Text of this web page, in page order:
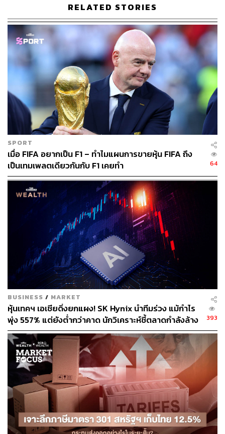
วันที่ 13 กรกฎาคม ณ 12.30 น. ราคาหุ้น TISCO ปรับเพิ่มขึ้น
0.78%DoD สู่ระดับ 96.75 บาท ขณะที่ SET Index ทรงตัว
DoD อยู่ที่ระดับ 1,491.11 จุด
แนวโน้มผลประกอบการปี 2566:
InnovestX Research คาดว่ากำไร 3Q66 จะอยู่ในระดับ
ทรงตัว QoQ และเพิ่มขึ้นเล็กน้อย YoY ส่วนปี 2566 คาดว่า
กำไรจะเติบโต 2% โดยเกิดจากสินเชื่อที่เติบโต 8%NIM ใน
ระดับทรงตัว Credit Cost ที่ลดลง 9 bps และ Non-NII ที่ลดลง
3%
อย่างไรก็ดี หลังจากราคาหุ้นปรับตัวลดลง 7% จากจุดสูงสุด
YTD จึงปรับเรตติ้งสำหรับ TISCO ขึ้นสู่ Outperform และปรับ
ราคาเป้าหมายเพิ่มขึ้นจาก 105 บาท สู่ 108 บาทต่อหุ้น (1.9
เท่าของประมาณการ BVPS ปี 2567) เนื่องจากปรับปีฐานที่
ใช้ประเมินราคาเป้าหมายเป็นปี 2567 ขณะที่ผลตอบแทนจาก
เงินปันผลดูน่าสนใจที่ 8.2% สำหรับปี 2566
ปัจจัยเสี่ยงสำคัญที่ต้องติดตามคือ ความเสี่ยงด้านคุณภาพ
สินทรัพย์จากเงินเฟ้อสูง เศรษฐกิจโลกชะลอตัว และตลาดทุน
ผันผวน
สามารถติดตาม THE STANDARD WEALTH
ผ่านแอปพลิเคชันต่างๆ ที่คุณสะดวกหรือใช้งานอยู่แล้วได้เลย
TAGS: ตลาดหุ้น หุ้น Market Focus Tisco
RELATED STORIES
SPORT
เมื่อ FIFA อยากเป็น F1 – ทำไมแผนการขายหุ้น FIFA ถึง
เป็นเทมเพลตเดียวกันกับ F1 เคยทำ
64
BUSINESS / MARKET
หุ้นเทคฯ เอเชียดิ่งยกแผง! SK Hynix นำทีมร่วง แม้กำไร
พุ่ง 557% แต่ยังต่ำกว่าคาด นักวิเคราะห์ชี้ตลาดกำลังล้าง
‘ฟองสบู่’ AI
393